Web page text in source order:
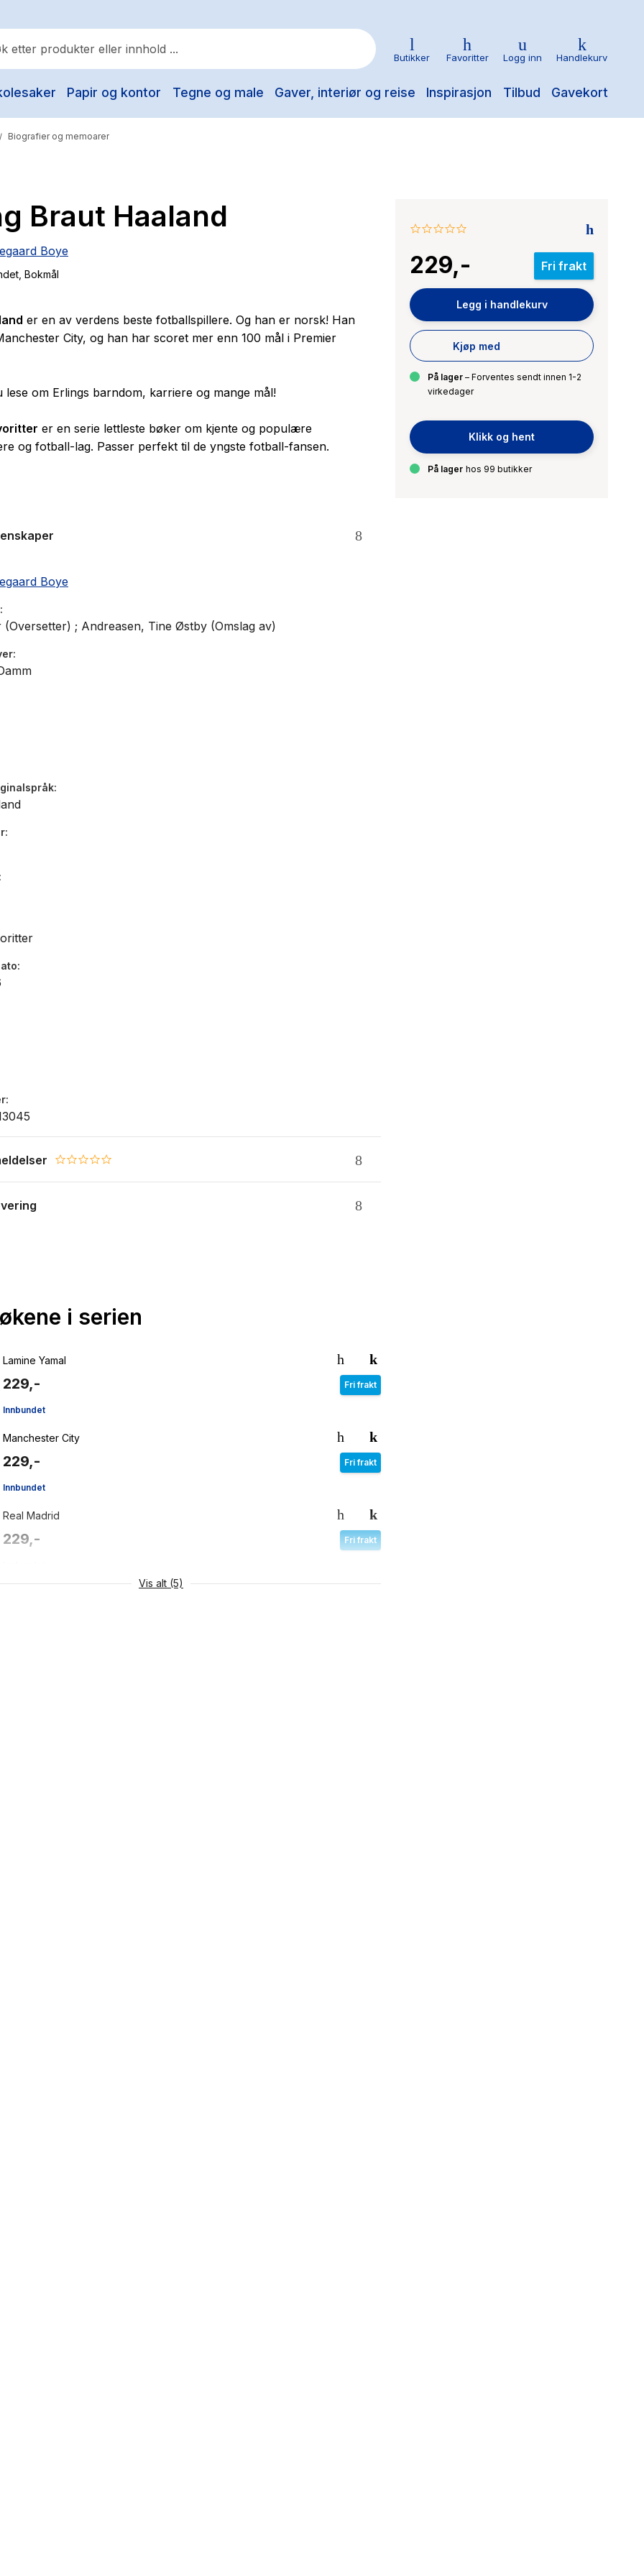
Papir og kontor Tegne og male Gaver, interiør og reise Inspirasjon Tilbud Gavekort
søk
Strout
Housemaid
Butikker Favoritter Logg inn Handlekurv
/ Biografier og memoarer
Braut Haaland
Boye
, Bokmål
0.0
rating
229,- Fri frakt
Legg i handlekurv
Kjøp med
På lager – Forventes sendt innen 1-2
virkedager
Klikk og hent
På lager hos 99 butikker
er en av verdens beste fotballspillere. Og han er norsk! Han
City, og han har scoret mer enn 100 mål i Premier
lese om Erlings barndom, karriere og mange mål!
er en serie lettleste bøker om kjente og populære
og fotball-lag. Passer perfekt til de yngste fotball-fansen.
Boye
(Oversetter) ; Andreasen, Tine Østby (Omslag av)
0.0 star rating
i serien
Lamine Yamal
229,- Fri frakt
Innbundet
Manchester City
229,- Fri frakt
Innbundet
Real Madrid
229,- Fri frakt
Vis alt (5)